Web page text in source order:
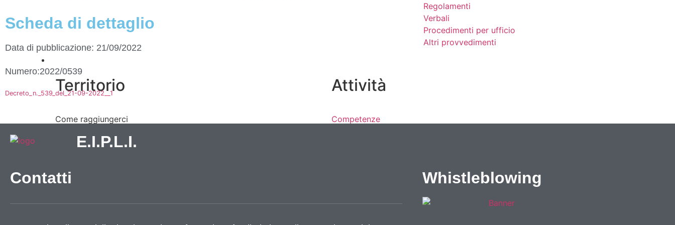
Regolamenti
Verbali
Procedimenti per ufficio
Altri provvedimenti
Territorio
Come raggiungerci
Attività
Competenze
Cantieri
Scheda di dettaglio
Data di pubblicazione: 21/09/2022
Numero:2022/0539
Decreto_n._539_del_21-09-2022__1
E.I.P.L.I.
Contatti
Whistleblowing